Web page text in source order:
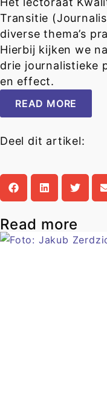
Transitie
diverse thema’s
Hierbij kijken we
drie journalistieke
en effect.
READ MORE
Deel dit artikel:
Read more